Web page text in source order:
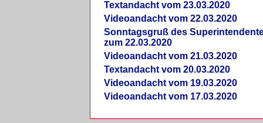
Textandacht vom 23.03.2020
Videoandacht vom 22.03.2020
Sonntagsgruß des
zum 22.03.2020
Videoandacht vom 21.03.2020
Textandacht vom 20.03.2020
Videoandacht vom 19.03.2020
Videoandacht vom 17.03.2020